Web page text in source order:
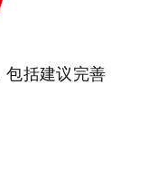
包括建议完善